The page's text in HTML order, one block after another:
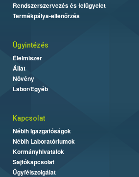
Rendszerszervezés és felügyelet
Termékpálya-ellenőrzés
Ügyintézés
Élelmiszer
Állat
Növény
Labor/Egyéb
Kapcsolat
Nébih Igazgatóságok
Nébih Laboratóriumok
Kormányhivatalok
Sajtókapcsolat
Ügyfélszolgálat